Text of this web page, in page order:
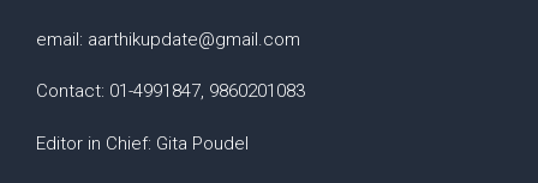
email: aarthikupdate@gmail.com
Contact: 01-4991847, 9860201083
Editor in Chief: Gita Poudel